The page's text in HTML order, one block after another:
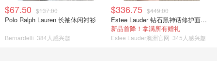
$67.50 $137.00
Polo Ralph Lauren 长袖休闲衬衫
Bernardelli 384人感兴趣
$336.75 $449.00
Estee Lauder 钻石黑神话修护面霜 30ml
新品首降！拿满所有赠礼
Estee Lauder澳洲官网 345人感兴趣